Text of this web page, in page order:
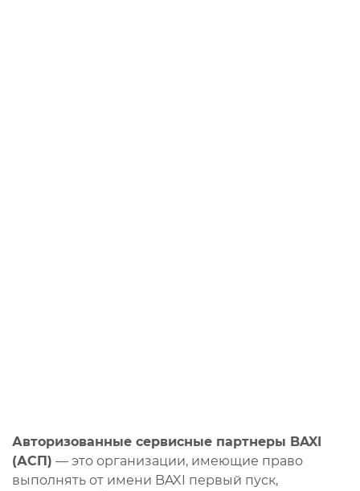
Авторизованные сервисные партнеры BAXI
(АСП) — это организации, имеющие право
выполнять от имени BAXI первый пуск,